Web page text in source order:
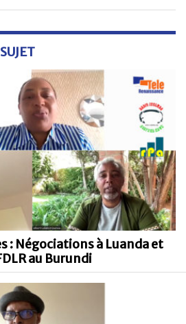
: Négociations à Luanda et
au Burundi